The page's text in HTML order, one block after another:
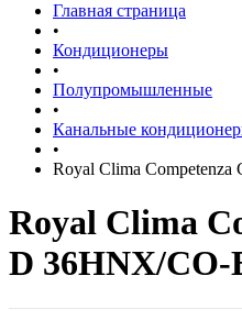
Главная страница
•
Кондиционеры
•
Полупромышленные
•
Канальные
•
Royal Clima
Royal Clima
D 36HNX/CO-